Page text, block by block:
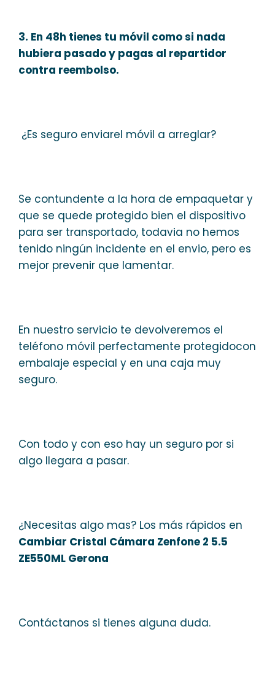
3. En 48h tienes tu móvil como si nada
hubiera pasado y pagas al repartidor
contra reembolso.
¿Es seguro enviarel móvil a arreglar?
Se contundente a la hora de empaquetar y
que se quede protegido bien el dispositivo
para ser transportado, todavia no hemos
tenido ningún incidente en el envio, pero es
mejor prevenir que lamentar.
En nuestro servicio te devolveremos el
teléfono móvil perfectamente protegidocon
embalaje especial y en una caja muy
seguro.
Con todo y con eso hay un seguro por si
algo llegara a pasar.
¿Necesitas algo mas? Los más rápidos en
Cambiar Cristal Cámara Zenfone 2 5.5
ZE550ML Gerona
Contáctanos si tienes alguna duda.